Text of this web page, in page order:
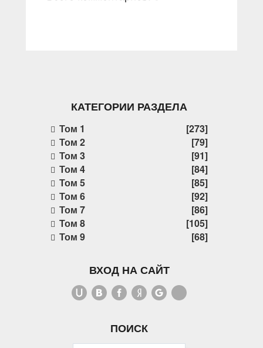
КАТЕГОРИИ РАЗДЕЛА
Том 1
[273]
Том 2
[79]
Том 3
[91]
Том 4
[84]
Том 5
[85]
Том 6
[92]
Том 7
[86]
Том 8
[105]
Том 9
[68]
ВХОД НА САЙТ
ПОИСК